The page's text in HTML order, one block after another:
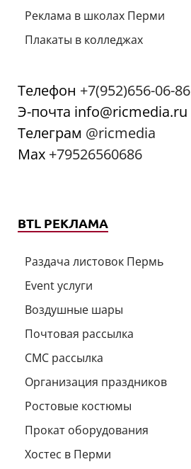
Реклама в школах Перми
Плакаты в колледжах
Телефон +7(952)656-06-86
Э-почта info@ricmedia.ru
Телеграм @ricmedia
Мах +79526560686
BTL РЕКЛАМА
Раздача листовок Пермь
Event услуги
Воздушные шары
Почтовая рассылка
СМС рассылка
Организация праздников
Ростовые костюмы
Прокат оборудования
Хостес в Перми